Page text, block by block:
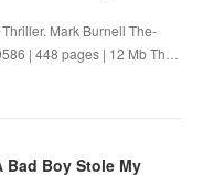
Mark Burnell The-
| 448 pages | 12 Mb Th…
Bad Boy Stole My